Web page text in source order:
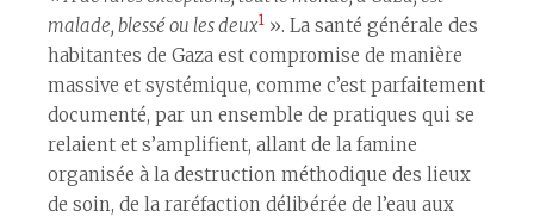
malade, blessé ou les deux1 ». La santé générale des
habitant·es de Gaza est compromise de manière
massive et systémique, comme c’est parfaitement
documenté, par un ensemble de pratiques qui se
relaient et s’amplifient, allant de la famine
organisée à la destruction méthodique des lieux
de soin, de la raréfaction délibérée de l’eau aux